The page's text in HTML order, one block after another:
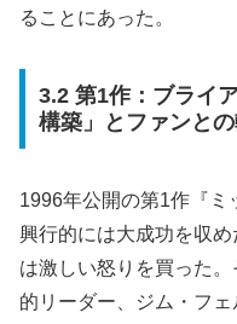
ることにあった。
3.2 第1作：ブライ
構築」とファンと
1996年公開の第1作『ミ
興行的には大成功を収
は激しい怒りを買った
的リーダー、ジム・フェ